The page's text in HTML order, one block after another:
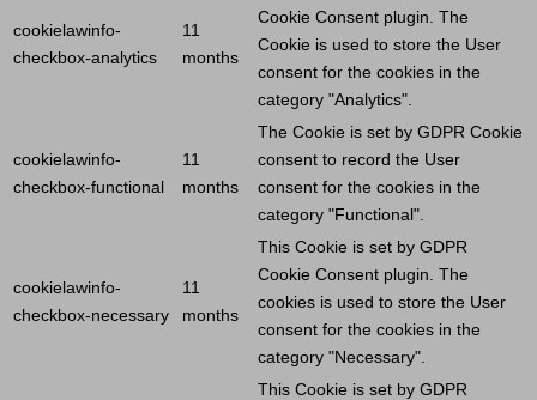
cookielawinfo-
checkbox-analytics
11
months
Cookie Consent plugin. The
Cookie is used to store the User
consent for the cookies in the
category "Analytics".
cookielawinfo-
checkbox-functional
11
months
The Cookie is set by GDPR Cookie
consent to record the User
consent for the cookies in the
category "Functional".
cookielawinfo-
checkbox-necessary
11
months
This Cookie is set by GDPR
Cookie Consent plugin. The
cookies is used to store the User
consent for the cookies in the
category "Necessary".
This Cookie is set by GDPR